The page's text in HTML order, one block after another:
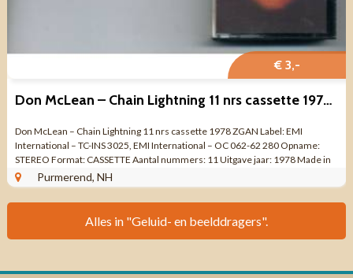
€ 3,-
Don McLean – Chain Lightning 11 nrs cassette 1978 ZGAN
Don McLean – Chain Lightning 11 nrs cassette 1978 ZGAN Label: EMI
International – TC-INS 3025, EMI International – OC 062-62 280 Opname:
STEREO Format: CASSETTE Aantal nummers: 11 Uitgave jaar: 1978 Made in
...
Purmerend, NH
Alles in "Geluid- en beelddragers".